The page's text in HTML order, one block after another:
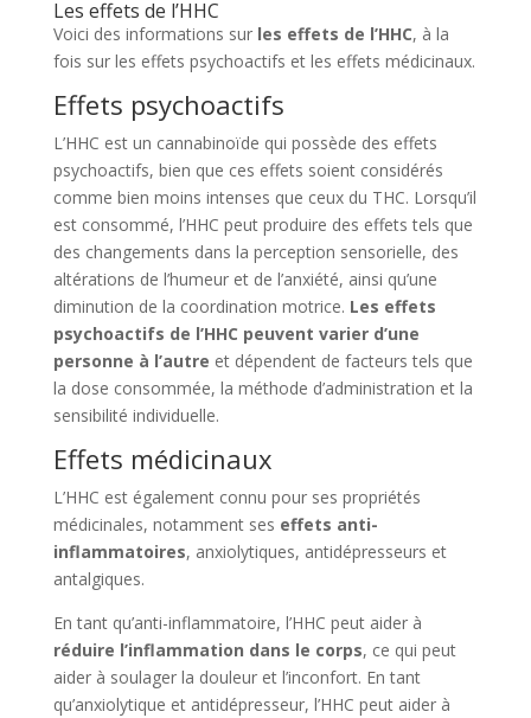
Les effets de l’HHC
Voici des informations sur les effets de l’HHC, à la
fois sur les effets psychoactifs et les effets médicinaux.
Effets psychoactifs
L’HHC est un cannabinoïde qui possède des effets
psychoactifs, bien que ces effets soient considérés
comme bien moins intenses que ceux du THC. Lorsqu’il
est consommé, l’HHC peut produire des effets tels que
des changements dans la perception sensorielle, des
altérations de l’humeur et de l’anxiété, ainsi qu’une
diminution de la coordination motrice. Les effets
psychoactifs de l’HHC peuvent varier d’une
personne à l’autre et dépendent de facteurs tels que
la dose consommée, la méthode d’administration et la
sensibilité individuelle.
Effets médicinaux
L’HHC est également connu pour ses propriétés
médicinales, notamment ses effets anti-
inflammatoires, anxiolytiques, antidépresseurs et
antalgiques.
En tant qu’anti-inflammatoire, l’HHC peut aider à
réduire l’inflammation dans le corps, ce qui peut
aider à soulager la douleur et l’inconfort. En tant
qu’anxiolytique et antidépresseur, l’HHC peut aider à